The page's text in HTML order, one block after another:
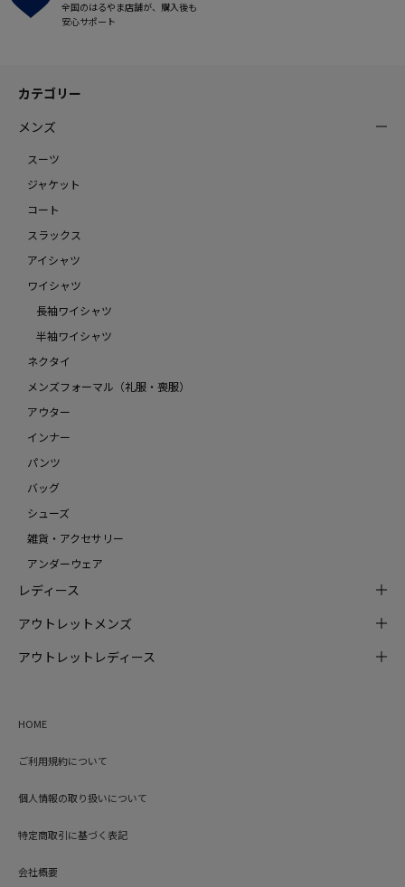
全国のはるやま店舗が、購入後も
安心サポート
カテゴリー
メンズ
スーツ
ジャケット
コート
スラックス
アイシャツ
ワイシャツ
長袖ワイシャツ
半袖ワイシャツ
ネクタイ
メンズフォーマル（礼服・喪服）
アウター
インナー
パンツ
バッグ
シューズ
雑貨・アクセサリー
アンダーウェア
レディース
アウトレットメンズ
アウトレットレディース
HOME
ご利用規約について
個人情報の取り扱いについて
特定商取引に基づく表記
会社概要